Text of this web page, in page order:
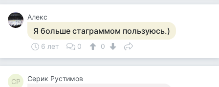
Алекс
Я больше стаграммом пользуюсь.)
6 лет 0 0
СР Серик Рустимов